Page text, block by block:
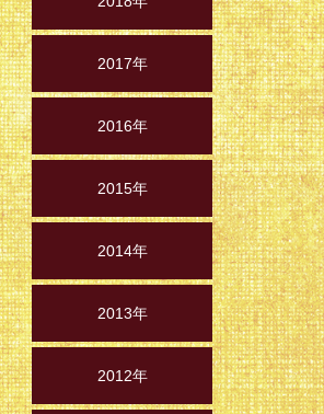
2017年
2016年
2015年
2014年
2013年
2012年